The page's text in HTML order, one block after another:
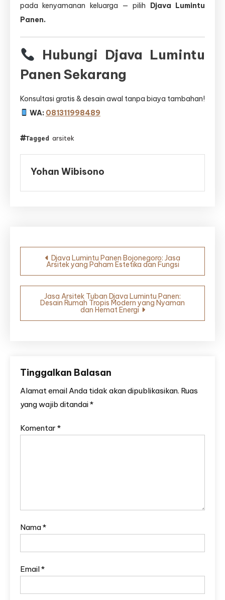
pada kenyamanan keluarga — pilih Djava Lumintu
Panen.
Hubungi Djava Lumintu
Panen Sekarang
Konsultasi gratis & desain awal tanpa biaya tambahan!
WA: 081311998489
Tagged arsitek
Yohan Wibisono
Navigasi
pos
Djava Lumintu Panen Bojonegoro: Jasa
Arsitek yang Paham Estetika dan Fungsi
Jasa Arsitek Tuban Djava Lumintu Panen:
Desain Rumah Tropis Modern yang Nyaman
dan Hemat Energi
Tinggalkan Balasan
Alamat email Anda tidak akan dipublikasikan. Ruas
yang wajib ditandai*
Komentar *
Nama*
Email*